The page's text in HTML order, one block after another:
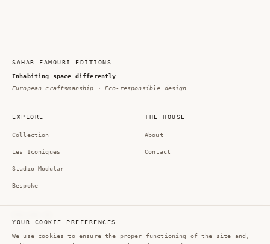
SAHAR FAMOURI EDITIONS
Inhabiting space differently
European craftsmanship · Eco-responsible design
EXPLORE
Collection
Les Iconiques
Studio Modular
Bespoke
THE HOUSE
About
Contact
Instagram
YOUR COOKIE PREFERENCES
We use cookies to ensure the proper functioning of the site and,